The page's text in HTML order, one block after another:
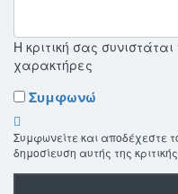
Η κριτική σας
χαρακτήρες
Συμφωνώ
Συμφωνείτε και αποδέχεστε
δημοσίευση αυτής της